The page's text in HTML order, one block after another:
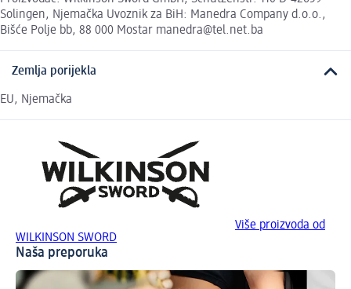
Solingen, Njemačka Uvoznik za BiH: Manedra Company d.o.o.,
Bišće Polje bb, 88 000 Mostar manedra@tel.net.ba
Zemlja porijekla
EU, Njemačka
Više proizvoda od
WILKINSON SWORD
Naša preporuka